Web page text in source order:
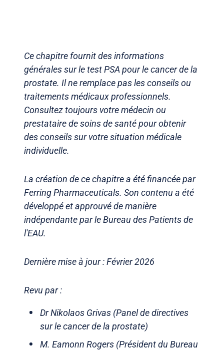
Ce chapitre fournit des informations
générales sur le test PSA pour le cancer de la
prostate. Il ne remplace pas les conseils ou
traitements médicaux professionnels.
Consultez toujours votre médecin ou
prestataire de soins de santé pour obtenir
des conseils sur votre situation médicale
individuelle.
La création de ce chapitre a été financée par
Ferring Pharmaceuticals. Son contenu a été
développé et approuvé de manière
indépendante par le Bureau des Patients de
l'EAU.
Dernière mise à jour : Février 2026
Revu par :
Dr Nikolaos Grivas (Panel de directives
sur le cancer de la prostate)
M. Eamonn Rogers (Président du Bureau